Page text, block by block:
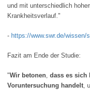
und mit unterschiedlich
Krankheitsverlauf."
- https://www.swr.de/wissen/
Fazit am Ende der Studie:
"Wir betonen, dass es sich
Voruntersuchung handelt,